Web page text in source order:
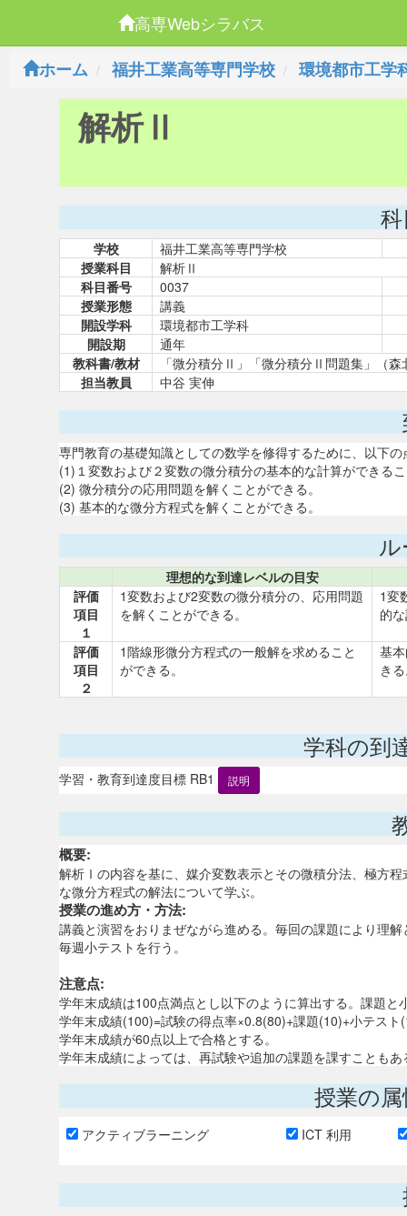
高専Webシラバス
ホーム
福井工業高等専門学校 環境都市工学
解析Ⅱ
学校
福井工業高等専門学校
授業科目
解析Ⅱ
科目番号
0037
授業形態
講義
開設学科
環境都市工学科
開設期
通年
教科書/教材
「微分積分Ⅱ」「微分積分Ⅱ問題集」（
担当教員
中谷 実伸
専門教育の基礎知識としての数学を修得するために、以下
(1)１変数および２変数の微分積分の基本的な計算ができる
(2) 微分積分の応用問題を解くことができる。
(3) 基本的な微分方程式を解くことができる。
理想的な到達レベルの目安
評価
項目
１
1変数および2変数の微分積分の、応用問題
を解くことができる。
1変
的
評価
項目
２
1階線形微分方程式の一般解を求めること
ができる。
基
き
学科の到
学習・教育到達度目標 RB1 説明
概要:
解析Ⅰの内容を基に、媒介変数表示とその微積分法、極方
な微分方程式の解法について学ぶ。
授業の進め方・方法:
講義と演習をおりまぜながら進める。毎回の課題により理
毎週小テストを行う。
注意点:
学年末成績は100点満点とし以下のように算出する。課題
学年末成績(100)=試験の得点率×0.8(80)+課題(10)+小テスト
学年末成績が60点以上で合格とする。
学年末成績によっては、再試験や追加の課題を課すこともあ
授業の
アクティブラーニング ICT 利用